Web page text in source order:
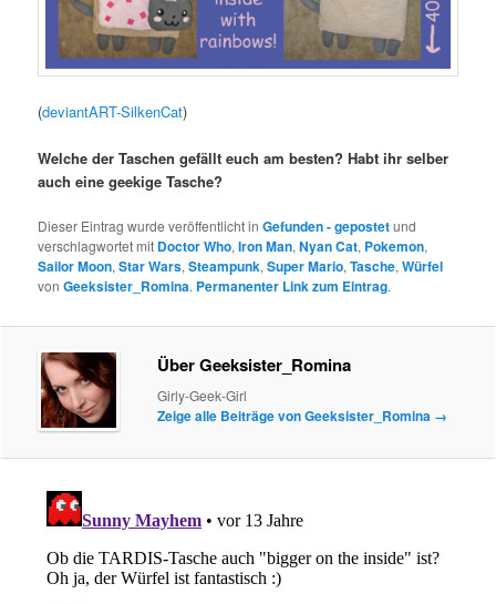
(deviantART-SilkenCat)
Welche der Taschen gefällt euch am besten? Habt ihr selber
auch eine geekige Tasche?
Dieser Eintrag wurde veröffentlicht inGefunden - gepostetund
verschlagwortet mit Doctor Who,Iron Man,Nyan Cat, Pokemon,
Sailor Moon,Star Wars,Steampunk,Super Mario,Tasche,Würfel
vonGeeksister_Romina. Permanenter Link zum Eintrag.
Über Geeksister_Romina
Girly-Geek-Girl
Zeige alle Beiträge von Geeksister_Romina →